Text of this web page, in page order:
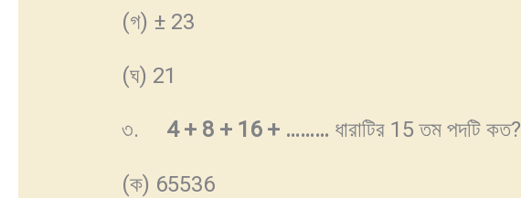
(গ) ± 23
(ঘ) 21
৩. 4 + 8 + 16 + ……… ধারাটির 15 তম পদটি কত?
(ক) 65536